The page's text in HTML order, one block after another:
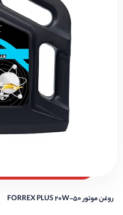
روغن موتور FORREX PLUS 20W-50